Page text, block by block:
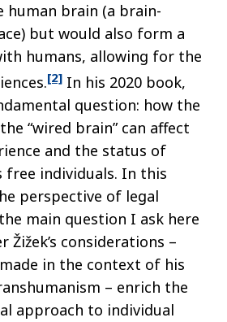
human brain (a brain-
but would also form a
humans, allowing for the
[2] In his 2020 book,
question: how the
“wired brain” can affect
and the status of
free individuals. In this
perspective of legal
main question I ask here
Žižek’s considerations –
in the context of his
– enrich the
approach to individual